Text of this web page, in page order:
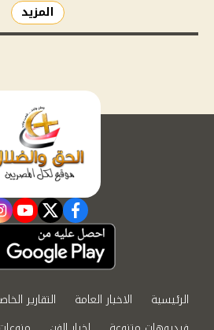
المزيد
facebook
twitter
الرئيسية الاخبار العامة التقارير